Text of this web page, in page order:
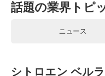
話題の業界トピ
ニュース
シトロエン ベル